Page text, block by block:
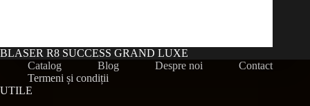
BLASER R8 SUCCESS GRAND LUXE
Catalog
Blog Despre noi
Contact
Termeni și condiții
UTILE